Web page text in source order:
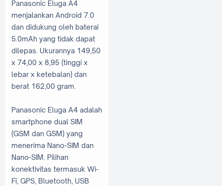
Panasonic Eluga A4
menjalankan Android 7.0
dan didukung oleh baterai
5.0mAh yang tidak dapat
dilepas. Ukurannya 149,50
x 74,00 x 8,95 (tinggi x
lebar x ketebalan) dan
berat 162,00 gram.
Panasonic Eluga A4 adalah
smartphone dual SIM
(GSM dan GSM) yang
menerima Nano-SIM dan
Nano-SIM. Pilihan
konektivitas termasuk Wi-
Fi, GPS, Bluetooth, USB